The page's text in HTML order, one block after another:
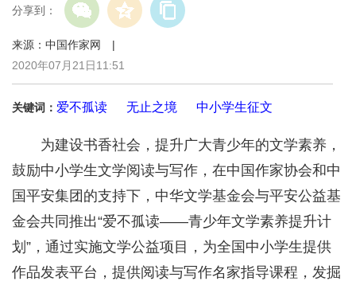
分享到：
来源：中国作家网 |
2020年07月21日11:51
关键词： 爱不孤读 无止之境 中小学生征文
为建设书香社会，提升广大青少年的文学素养，
鼓励中小学生文学阅读与写作，在中国作家协会和中
国平安集团的支持下，中华文学基金会与平安公益基
金会共同推出“爱不孤读——青少年文学素养提升计
划”，通过实施文学公益项目，为全国中小学生提供
作品发表平台，提供阅读与写作名家指导课程，发掘